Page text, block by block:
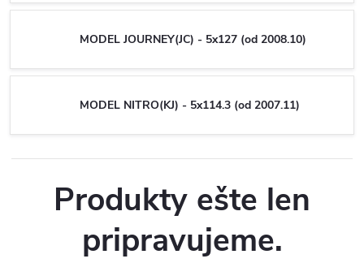
MODEL JOURNEY(JC) - 5x127 (od 2008.10)
MODEL NITRO(KJ) - 5x114.3 (od 2007.11)
Produkty ešte len
pripravujeme.